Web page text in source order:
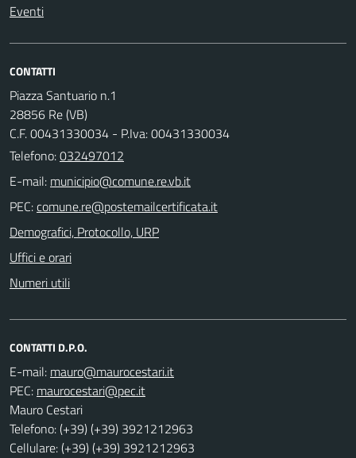
Eventi
CONTATTI
Piazza Santuario n.1
28856 Re (VB)
C.F. 00431330034 - P.Iva: 00431330034
Telefono:032497012
E-mail:
PEC:
Demografici, Protocollo, URP
Uffici e orari
Numeri utili
CONTATTI D.P.O.
E-mail:
PEC:
Mauro Cestari
Telefono: (+39) (+39) 3921212963
Cellulare: (+39) (+39) 3921212963